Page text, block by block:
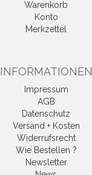
Warenkorb
Konto
Merkzettel
INFORMATIONEN
Impressum
AGB
Datenschutz
Versand + Kosten
Widerrufsrecht
Wie Bestellen ?
Newsletter